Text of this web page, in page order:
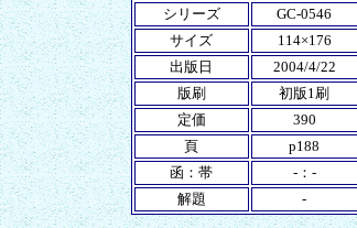
シリーズ
GC-0546
サイズ
114×176
出版日
2004/4/22
版刷
初版1刷
定価
390
頁
p188
函：帯
-：-
解題
-